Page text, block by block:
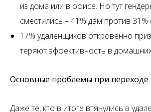
из дома или в офисе. Но тут
сместились – 41% дам против
17% удаленщиков откровенно
теряют эффективность в
Основные проблемы при переходе
Даже те, кто в итоге втянулись в